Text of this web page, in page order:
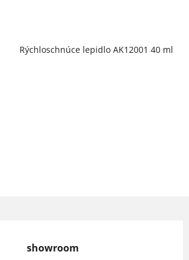
Rýchloschnúce lepidlo AK12001 40 ml
showroom